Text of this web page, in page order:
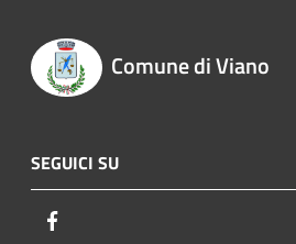
Comune di Viano
SEGUICI SU